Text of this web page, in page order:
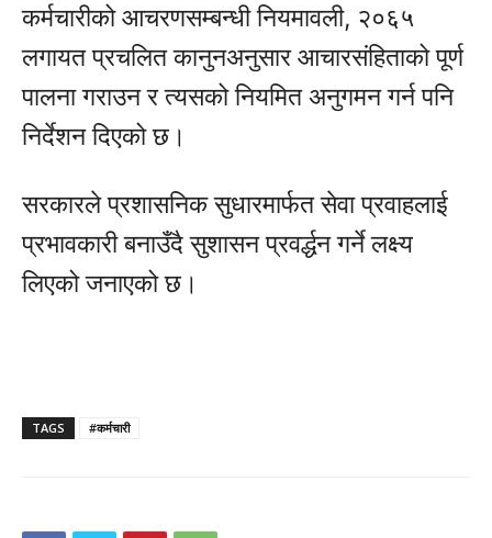
कर्मचारीको आचरणसम्बन्धी नियमावली, २०६५
लगायत प्रचलित कानुनअनुसार आचारसंहिताको पूर्ण
पालना गराउन र त्यसको नियमित अनुगमन गर्न पनि
निर्देशन दिएको छ।
सरकारले प्रशासनिक सुधारमार्फत सेवा प्रवाहलाई
प्रभावकारी बनाउँदै सुशासन प्रवर्द्धन गर्ने लक्ष्य
लिएको जनाएको छ।
TAGS #कर्मचारी